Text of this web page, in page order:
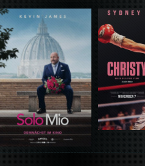
Details,Play